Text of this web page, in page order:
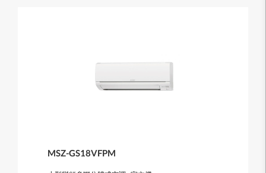
MSZ-GS18VFPM